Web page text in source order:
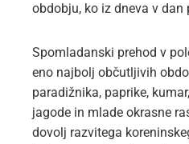
obdobju, ko iz dneva v dan
Spomladanski prehod v
eno najbolj občutljivih
paradižnika, paprike,
jagode in mlade okrasne
dovolj razvitega